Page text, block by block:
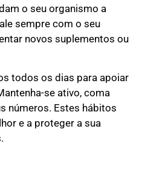
o seu organismo a
sempre com o seu
novos suplementos ou
todos os dias para apoiar
se ativo, coma
números. Estes hábitos
e a proteger a sua